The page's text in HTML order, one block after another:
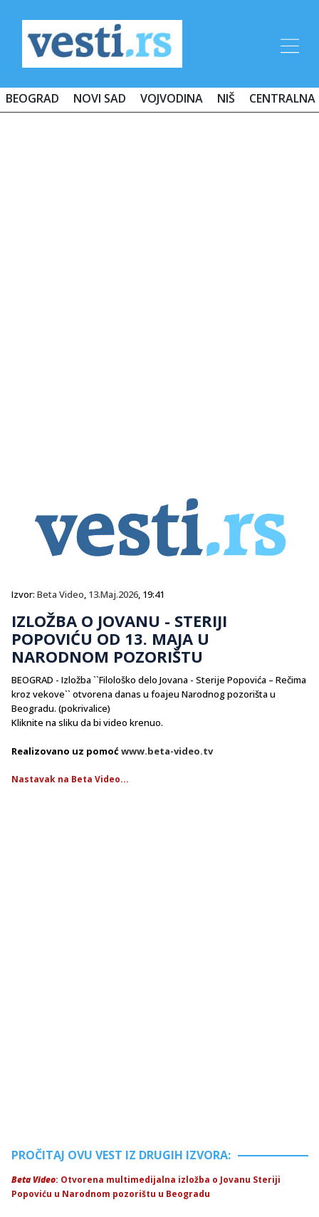
BEOGRAD NOVI SAD VOJVODINA NIŠ CENTRALNA
Izvor: Beta Video, 13.Maj.2026, 19:41
IZLOŽBA O JOVANU - STERIJI
POPOVIĆU OD 13. MAJA U
NARODNOM POZORIŠTU
BEOGRAD - Izložba ``Filološko delo Jovana - Sterije Popovića – Rečima
kroz vekove`` otvorena danas u foajeu Narodnog pozorišta u
Beogradu. (pokrivalice)
Kliknite na sliku da bi video krenuo.
Realizovano uz pomoćwww.beta-video.tv
Nastavak na Beta Video...
PROČITAJ OVU VEST IZ DRUGIH IZVORA:
Beta Video: Otvorena multimedijalna izložba o Jovanu Steriji
Popoviću u Narodnom pozorištu u Beogradu